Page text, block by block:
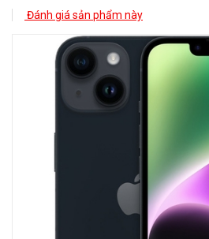
Đánh giá sản phẩm này